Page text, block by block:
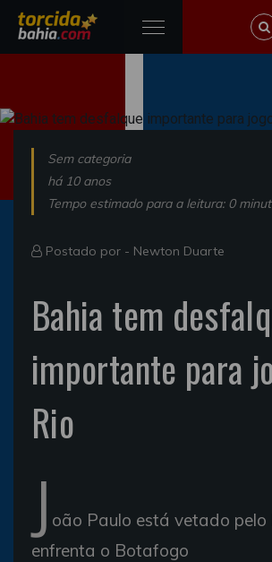
Sem categoria
há 10 anos
Tempo estimado para a leitura: 0
Postado por - Newton Duarte
Bahia tem
importante para
Rio
J oão Paulo está vetado pelo
enfrenta o Botafogo